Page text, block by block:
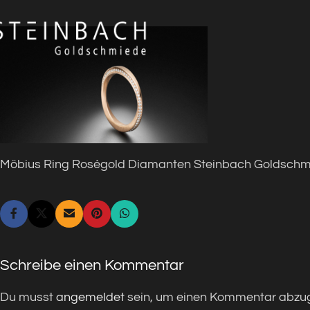
Möbius Ring Roségold Diamanten Steinbach
Schreibe einen Kommentar
Du musst angemeldet sein, um einen Kommentar